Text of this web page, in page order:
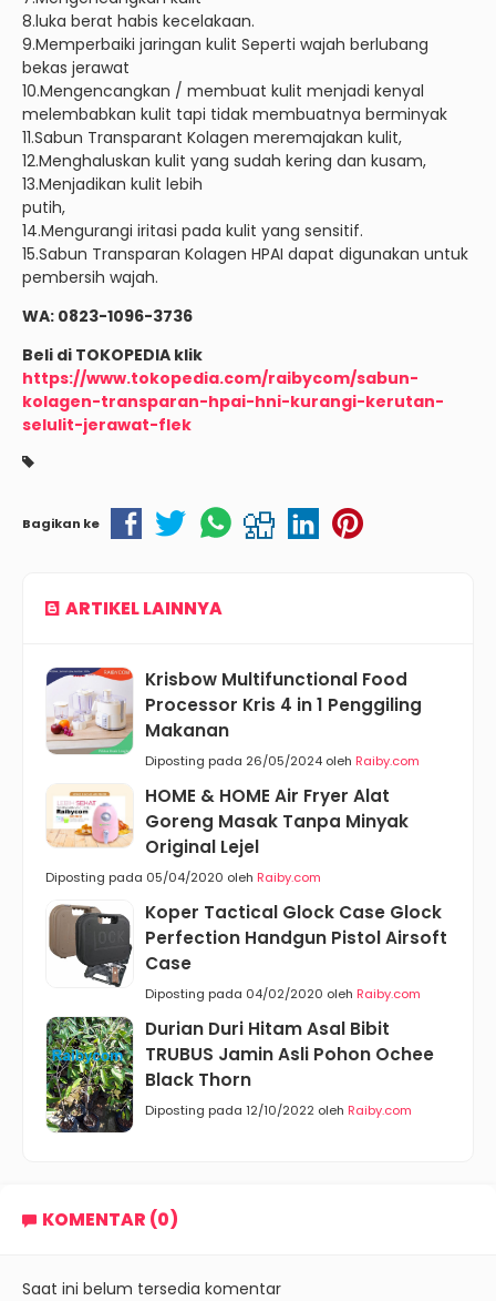
8.luka berat habis kecelakaan.
9.Memperbaiki jaringan kulit Seperti wajah berlubang
bekas jerawat
10.Mengencangkan / membuat kulit menjadi kenyal
melembabkan kulit tapi tidak membuatnya berminyak
11.Sabun Transparant Kolagen meremajakan kulit,
12.Menghaluskan kulit yang sudah kering dan kusam,
13.Menjadikan kulit lebih
putih,
14.Mengurangi iritasi pada kulit yang sensitif.
15.Sabun Transparan Kolagen HPAI dapat digunakan untuk
pembersih wajah.
WA: 0823-1096-3736
Beli di TOKOPEDIA klik
https://www.tokopedia.com/raibycom/sabun-
kolagen-transparan-hpai-hni-kurangi-kerutan-
selulit-jerawat-flek
Bagikan ke
ARTIKEL LAINNYA
Krisbow Multifunctional Food
Processor Kris 4 in 1 Penggiling
Makanan
Diposting pada 26/05/2024 oleh Raiby.com
HOME & HOME Air Fryer Alat
Goreng Masak Tanpa Minyak
Original Lejel
Diposting pada 05/04/2020 oleh Raiby.com
Koper Tactical Glock Case Glock
Perfection Handgun Pistol Airsoft
Case
Diposting pada 04/02/2020 oleh Raiby.com
Durian Duri Hitam Asal Bibit
TRUBUS Jamin Asli Pohon Ochee
Black Thorn
Diposting pada 12/10/2022 oleh Raiby.com
KOMENTAR (0)
Saat ini belum tersedia komentar